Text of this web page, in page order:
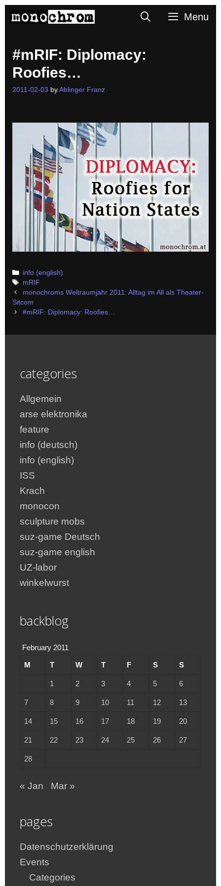
SearchMenu
#mRIF: Diplomacy:
Roofies…
2011-02-03 by Ablinger Franz
Categories
info (english)
Tags
mRIF
Post
navigation
monochroms Weltraumjahr 2011: Alltag im All als Theater-
Sitcom
#mRIF: Diplomacy: Roofies…
categories
Allgemein
arse elektronika
feature
info (deutsch)
info (english)
ISS
Krach
monocon
sculpture mobs
suz-game Deutsch
suz-game english
UZ-labor
winkelwurst
backblog
February 2011
M T W T F S S
1 2 3 4 5 6
7 8 9 10 11 12 13
14 15 16 17 18 19 20
21 22 23 24 25 26 27
28
« Jan Mar »
pages
Datenschutzerklärung
Events
Categories